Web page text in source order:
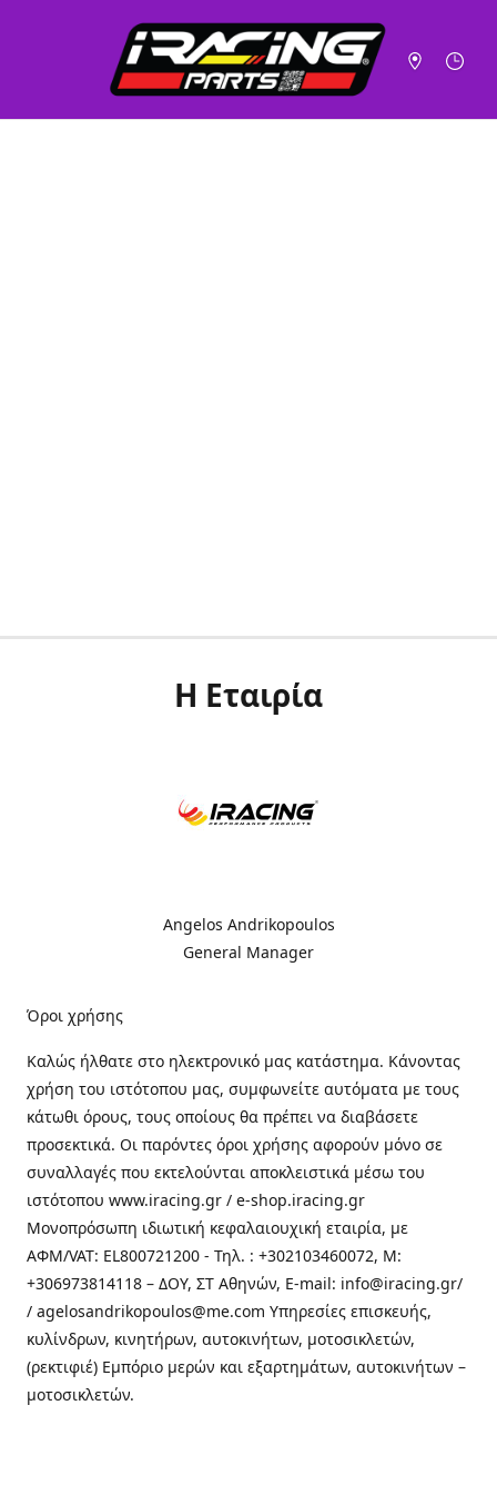
Η Εταιρία
Angelos Andrikopoulos
General Manager
Όροι χρήσης
Καλώς ήλθατε στo ηλεκτρονικό μας κατάστημα. Κάνοντας
χρήση του ιστότοπου μας, συμφωνείτε αυτόματα με τους
κάτωθι όρους, τους οποίους θα πρέπει να διαβάσετε
προσεκτικά. Οι παρόντες όροι χρήσης αφορούν μόνο σε
συναλλαγές που εκτελούνται αποκλειστικά μέσω του
ιστότοπου www.iracing.gr / e-shop.iracing.gr
Μονοπρόσωπη ιδιωτική κεφαλαιουχική εταιρία, με
ΑΦΜ/VAT: EL800721200 - Τηλ. : +302103460072, M:
+306973814118 – ΔΟΥ, ΣΤ Αθηνών, E-mail: info@iracing.gr/
/ agelosandrikopoulos@me.com Υπηρεσίες επισκευής,
κυλίνδρων, κινητήρων, αυτοκινήτων, μοτοσικλετών,
(ρεκτιφιέ) Εμπόριο μερών και εξαρτημάτων, αυτοκινήτων –
μοτοσικλετών.